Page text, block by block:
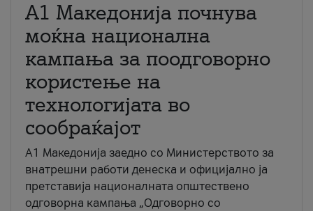
A1 Македонија почнува
моќна национална
кампања за поодговорно
користење на
технологијата во
сообраќајот
A1 Македонија заедно со Министерството за
внатрешни работи денеска и официјално ја
претставија националната општествено
одговорна кампања „Одговорно со